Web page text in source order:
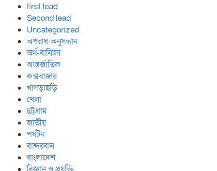
first lead
Second lead
Uncategorized
অপরাধ-অনুসন্ধান
অর্থ-বানিজ্য
আন্তর্জাতিক
কক্সবাজার
খাগড়াছড়ি
খেলা
চট্রগ্রাম
জাতীয়
পর্যটন
বান্দরবান
বাংলাদেশ